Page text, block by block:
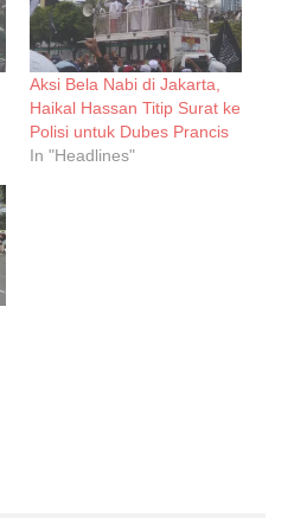
Aksi Bela Nabi di Jakarta,
Haikal Hassan Titip Surat ke
Polisi untuk Dubes Prancis
In "Headlines"